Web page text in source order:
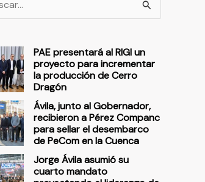
PAE presentará al RIGI un
proyecto para incrementar
la producción de Cerro
Dragón
Ávila, junto al Gobernador,
recibieron a Pérez Companc
para sellar el desembarco
de PeCom en la Cuenca
Jorge Ávila asumió su
cuarto mandato